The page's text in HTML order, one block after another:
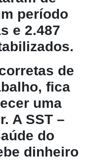
período
e 2.487
de
fica
uma
A SST –
do
dinheiro